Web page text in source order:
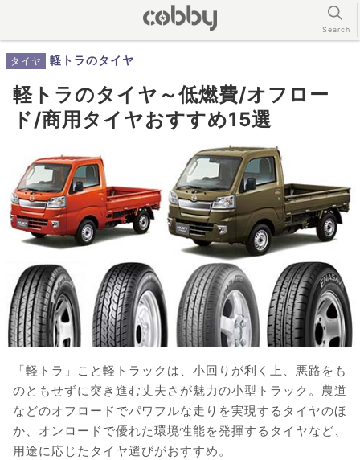
タイヤ 軽トラのタイヤ
軽トラのタイヤ～低燃費/オフロー
ド/商用タイヤおすすめ15選
「軽トラ」こと軽トラックは、小回りが利く上、悪路をも
のともせずに突き進む丈夫さが魅力の小型トラック。農道
などのオフロードでパワフルな走りを実現するタイヤのほ
か、オンロードで優れた環境性能を発揮するタイヤなど、
用途に応じたタイヤ選びがおすすめ。